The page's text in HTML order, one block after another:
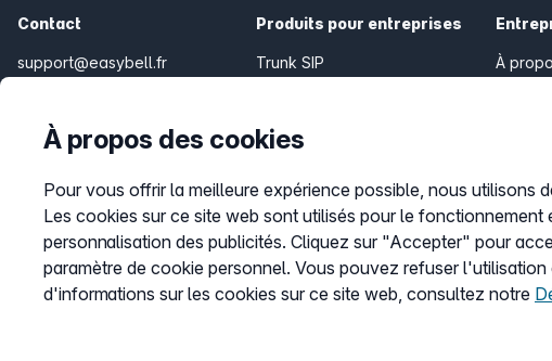
Contact
support@easybell.fr
Produits pour entreprises
Trunk SIP
Connecteur Teams
À
À propos des cookies
Pour vous offrir la meilleure expérience possible, nous utilisons
Les cookies sur ce site web sont utilisés pour le
personnalisation des publicités. Cliquez sur "Accepter" pour
paramètre de cookie personnel. Vous pouvez refuser
d'informations sur les cookies sur ce site web, consultez notre